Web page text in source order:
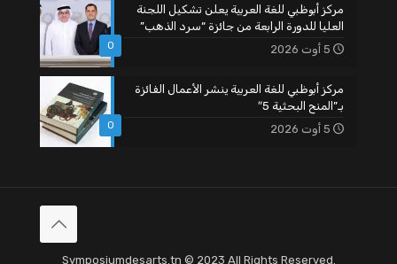
0
مركز أبوظبي للغة العربية يعلن تشكيل اللجنة
العليا للدورة الرابعة من جائزة “سرد الذهب”
5 أوت 2026
0
مركز أبوظبي للغة العربية ينشر الأعمال الفائزة
بـ”المنح البحثية 5″
5 أوت 2026
Symposiumdesarts.tn © 2023 All Rights Reserved.